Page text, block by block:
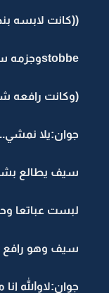
((كانت لابسه
stobbeوجزمه سبورت رصاصي ))
(وكانت رافعه
جوان:يلا نمشي..
سيف يطالع
لبست عباتعا
سيف وهو
جوان:لاوالله